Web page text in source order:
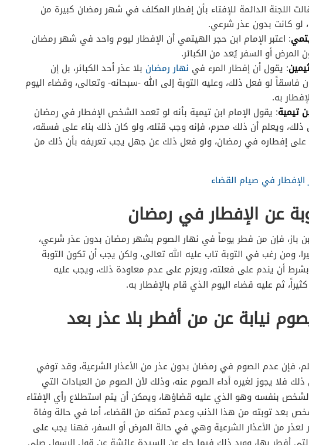
اللجنة الدائمة للإفتاء بأن إفطار المكلف في شهر رمضان كبيرة من
لو كانت بدون عذر شرعي.
: اعتبر الإمام ابن حجر الهيتمي أن الإفطار ليوم واحد في شهر رمضان
أو السفر يُعد من الكبائر.
: يقول أن إفطار المرء في نهار رمضان بلا عذر أحد الكبائر، بل إن
لو فعل ذلك، وعليه التوبة إلى الله -سبحانه- وتعالى، وقضاء اليوم
به.
تيمية: يقول الإمام ابن تيمية بأنه لو تعمد الشخص الإفطار في رمضان
ويعلم أن ذلك محرم، فإنه وجب قتله، ولو كان ذلك بناء على فسقه،
على إفطاره في رمضان، ولو فعل ذلك عن جهل يجب تعريفه بأن ذلك من
في صيام القضاء
عن الإفطار في رمضان
باز، فإن من فطر يوماً في نهار الصوم بشهر رمضان بدون عذر شرعي،
ومن رغب في التوبة تاب عليه الله تعالى، ولكن يجب أن تكون التوبة
أن يندم على فعلته، ويعزم على عدم معاودة ذلك، ويجب عليه
ثم عليه قضاء اليوم الذي قام بالإفطار به.
نيابة عن من أفطر بلا عذر بعد
فإن عدم الصوم في رمضان بدون عذر من الأعذار الشرعية، وقد توفي
فلا يجوز لغيره أداء الصوم عنه، وذلك لأن الصوم من العبادات التي
بنفسه وهو الذي عليه قضاؤها، ويمكن أن يتم استطلاع رأي الإفتاء
بعد توبته من هذا الذنب وعدم تمكنه من القضاء، أما في حالة وفاة
من الأعذار الشرعية وهي في حالة المرض أو السفر، فهنا يجب على